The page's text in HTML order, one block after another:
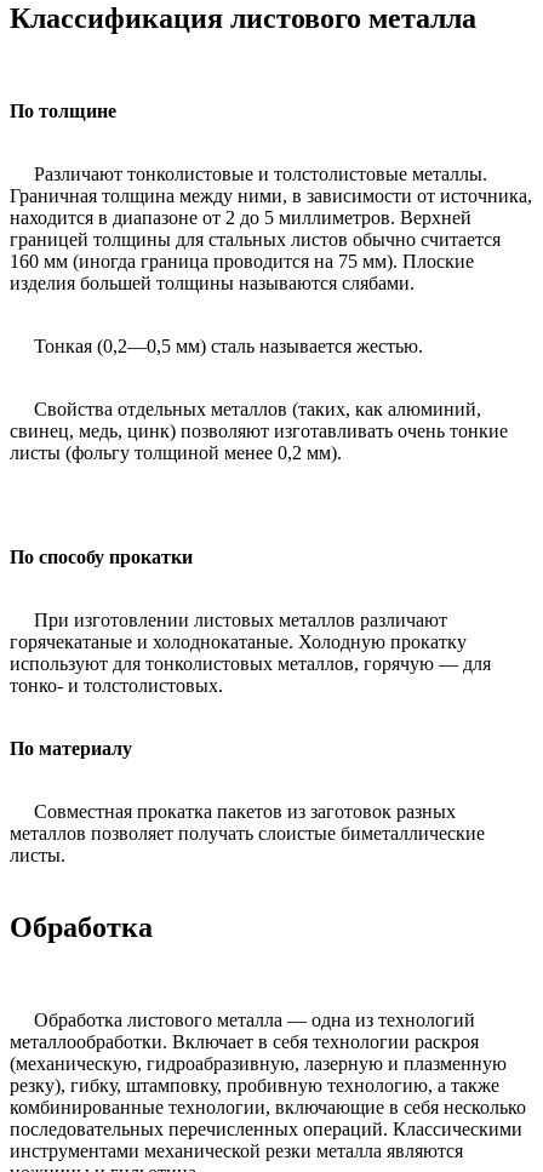
Классификация листового металла
По толщине
Различают тонколистовые и толстолистовые металлы.
Граничная толщина между ними, в зависимости от источника,
находится в диапазоне от 2 до 5 миллиметров. Верхней
границей толщины для стальных листов обычно считается
160 мм (иногда граница проводится на 75 мм). Плоские
изделия большей толщины называются слябами.
Тонкая (0,2—0,5 мм) сталь называется жестью.
Свойства отдельных металлов (таких, как алюминий,
свинец, медь, цинк) позволяют изготавливать очень тонкие
листы (фольгу толщиной менее 0,2 мм).
По способу прокатки
При изготовлении листовых металлов различают
горячекатаные и холоднокатаные. Холодную прокатку
используют для тонколистовых металлов, горячую — для
тонко- и толстолистовых.
По материалу
Совместная прокатка пакетов из заготовок разных
металлов позволяет получать слоистые биметаллические
листы.
Обработка
Обработка листового металла — одна из технологий
металлообработки. Включает в себя технологии раскроя
(механическую, гидроабразивную, лазерную и плазменную
резку), гибку, штамповку, пробивную технологию, а также
комбинированные технологии, включающие в себя несколько
последовательных перечисленных операций. Классическими
инструментами механической резки металла являются